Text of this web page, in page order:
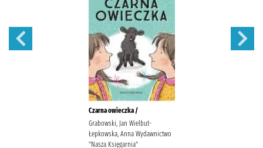
Czarna owieczka /
Grabowski, Jan Wielbut-
Łepkowska, Anna Wydawnictwo
"Nasza Księgarnia"